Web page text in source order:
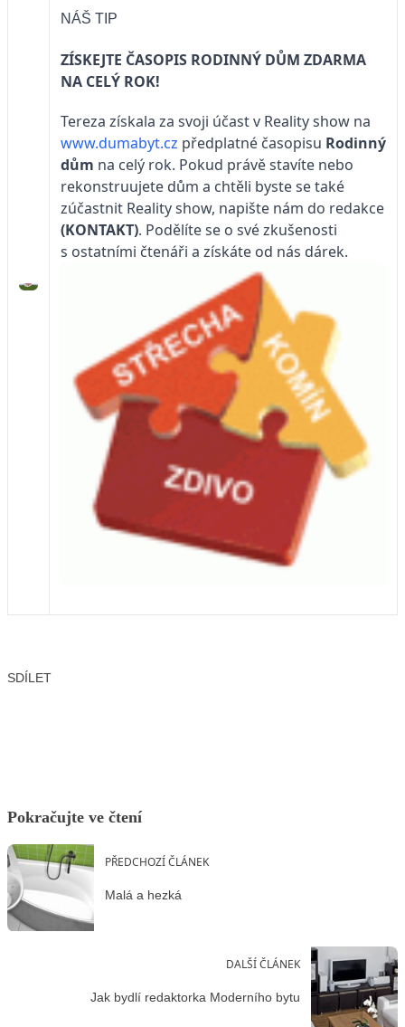
NÁŠ TIP
ZÍSKEJTE ČASOPIS RODINNÝ DŮM ZDARMA
NA CELÝ ROK!
Tereza získala za svoji účast v Reality show na
www.dumabyt.cz předplatné časopisu Rodinný
dům na celý rok. Pokud právě stavíte nebo
rekonstruujete dům a chtěli byste se také
zúčastnit Reality show, napište nám do redakce
(KONTAKT). Podělíte se o své zkušenosti
s ostatními čtenáři a získáte od nás dárek.
SDÍLET
Pokračujte ve čtení
PŘEDCHOZÍ ČLÁNEK
Malá a hezká
DALŠÍ ČLÁNEK
Jak bydlí redaktorka Moderního bytu